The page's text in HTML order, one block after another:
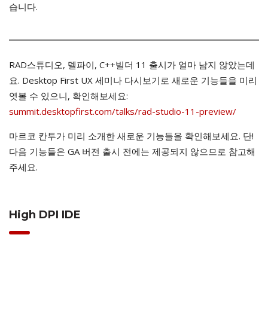
습니다.
RAD스튜디오, 델파이, C++빌더 11 출시가 얼마 남지 않았는데
요. Desktop First UX 세미나 다시보기로 새로운 기능들을 미리
엿볼 수 있으니, 확인해보세요:
summit.desktopfirst.com/talks/rad-studio-11-preview/
마르코 칸투가 미리 소개한 새로운 기능들을 확인해보세요. 단!
다음 기능들은 GA 버전 출시 전에는 제공되지 않으므로 참고해
주세요.
High DPI IDE